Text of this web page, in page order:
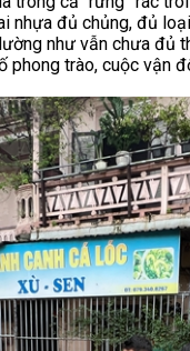
nhựa đủ chủng, đủ
như vẫn chưa đủ
phong trào, cuộc vận